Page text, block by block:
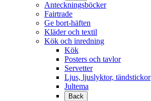
Anteckningsböcker
Fairtrade
Ge bort-häften
Kläder och textil
Kök och inredning
Kök
Posters och tavlor
Servetter
Ljus, ljuslyktor, tändstickor
Jultema
Back